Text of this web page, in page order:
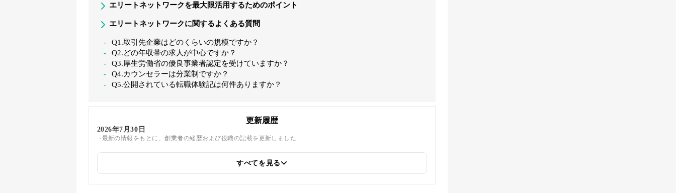
エリートネットワークを最大限活用するためのポイント
エリートネットワークに関するよくある質問
Q1.取引先企業はどのくらいの規模ですか？
Q2.どの年収帯の求人が中心ですか？
Q3.厚生労働省の優良事業者認定を受けていますか？
Q4.カウンセラーは分業制ですか？
Q5.公開されている転職体験記は何件ありますか？
更新履歴
2026年7月30日
最新の情報をもとに、創業者の経歴および役職の記載を更新しました
最新の情報をもとにFAQのデータを更新しました
すべてを見る